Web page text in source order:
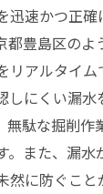
迅速かつ正
都豊島区のよ
リアルタイ
しにくい漏
無駄な掘削
。また、漏
然に防ぐこ